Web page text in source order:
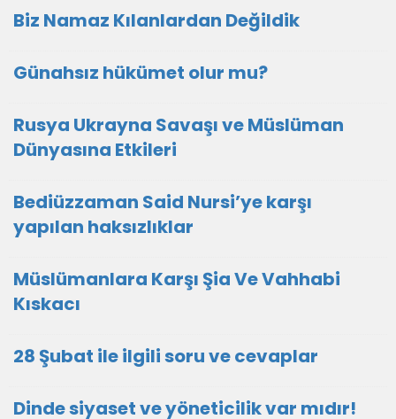
Biz Namaz Kılanlardan Değildik
Günahsız hükümet olur mu?
Rusya Ukrayna Savaşı ve Müslüman
Dünyasına Etkileri
Bediüzzaman Said Nursi’ye karşı
yapılan haksızlıklar
Müslümanlara Karşı Şia Ve Vahhabi
Kıskacı
28 Şubat ile ilgili soru ve cevaplar
Dinde siyaset ve yöneticilik var mıdır!